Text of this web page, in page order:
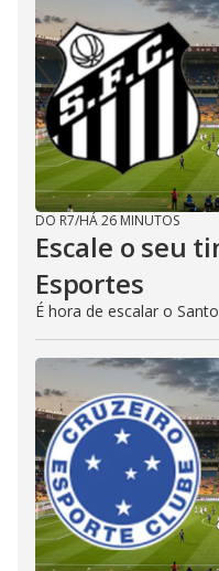
DO R7/HÁ 26 MINUTOS
Escale o seu
Esportes
É hora de escalar o